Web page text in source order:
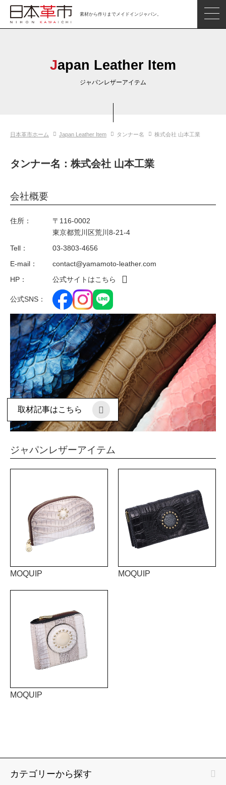
素材から作りまでメイドインジャパン。
革市通信
閲覧したアイテム
Japan Leather Item
ジャパンレザーアイテム
日本革市ホーム Japan Leather Item タンナー名 株式会社 山本工業
タンナー名：株式会社 山本工業
会社概要
住所：
〒116-0002
東京都荒川区荒川8-21-4
Tell：
03-3803-4656
E-mail：
contact@yamamoto-leather.com
HP：
公式サイトはこちら
公式SNS：
取材記事はこちら
ジャパンレザーアイテム
MOQUIP MOQUIP
MOQUIP
カテゴリーから探す